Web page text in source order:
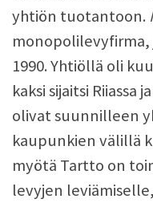
yhtiön tuotantoon.
monopolilevyfirma,
1990. Yhtiöllä oli
kaksi sijaitsi Riiassa
olivat suunnilleen
kaupunkien välillä
myötä Tartto on
levyjen